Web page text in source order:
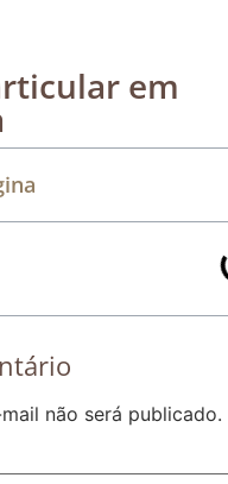
em
não será publicado.